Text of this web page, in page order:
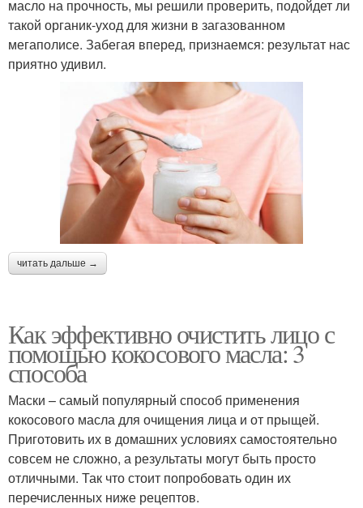
масло на прочность, мы решили проверить, подойдет ли
такой органик-уход для жизни в загазованном
мегаполисе. Забегая вперед, признаемся: результат нас
приятно удивил.
читать дальше →
Как эффективно очистить лицо с
помощью кокосового масла: 3
способа
Маски – самый популярный способ применения
кокосового масла для очищения лица и от прыщей.
Приготовить их в домашних условиях самостоятельно
совсем не сложно, а результаты могут быть просто
отличными. Так что стоит попробовать один их
перечисленных ниже рецептов.